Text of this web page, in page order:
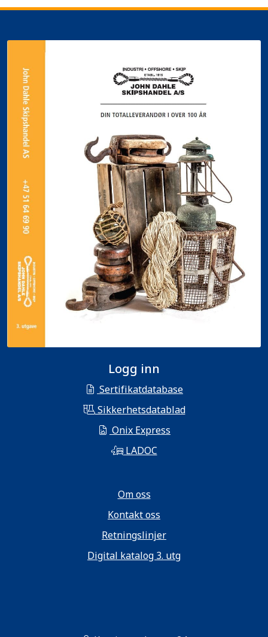
Logg inn
Sertifikatdatabase
Sikkerhetsdatablad
Onix Express
LADOC
Om oss
Kontakt oss
Retningslinjer
Digital katalog 3. utg